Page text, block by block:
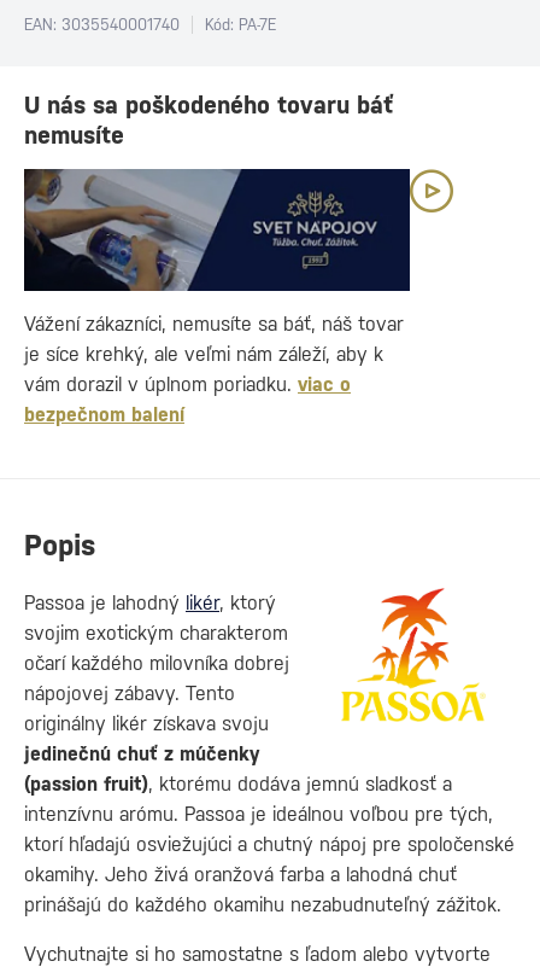
EAN: 3035540001740 Kód: PA-7E
Popis
Passoa je lahodný likér, ktorý
svojim exotickým charakterom
očarí každého milovníka dobrej
nápojovej zábavy. Tento
originálny likér získava svoju
jedinečnú chuť z múčenky
(passion fruit), ktorému dodáva jemnú sladkosť a
intenzívnu arómu. Passoa je ideálnou voľbou pre tých,
ktorí hľadajú osviežujúci a chutný nápoj pre spoločenské
okamihy. Jeho živá oranžová farba a lahodná chuť
prinášajú do každého okamihu nezabudnuteľný zážitok.
Vychutnajte si ho samostatne s ľadom alebo vytvorte
U nás sa poškodeného tovaru báť
nemusíte
Vážení zákazníci, nemusíte sa báť, náš tovar
je síce krehký, ale veľmi nám záleží, aby k
vám dorazil v úplnom poriadku. viac o
bezpečnom balení